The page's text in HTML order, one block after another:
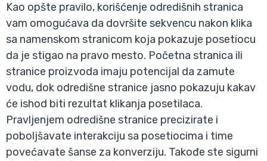
Kao opšte pravilo, korišćenje odredišnih stranica
vam omogućava da dovršite sekvencu nakon klika
sa namenskom stranicom koja pokazuje posetiocu
da je stigao na pravo mesto. Početna stranica ili
stranice proizvoda imaju potencijal da zamute
vodu, dok odredišne stranice jasno pokazuju kakav
će ishod biti rezultat klikanja posetilaca.
Pravljenjem odredišne stranice precizirate i
poboljšavate interakciju sa posetiocima i time
povećavate šanse za konverziju. Takođe ste sigurni